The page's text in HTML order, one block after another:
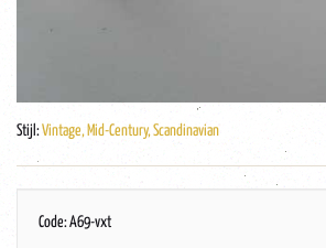
Stijl:Vintage, Mid-Century, Scandinavian
Code: A69-vxt